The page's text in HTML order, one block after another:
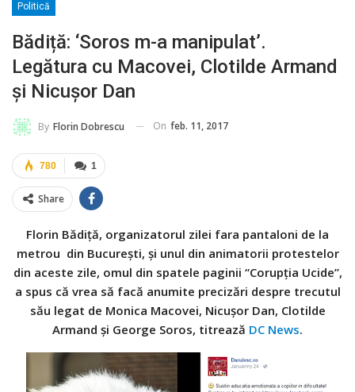
Politică
Bădiță: ‘Soros m-a manipulat’.
Legătura cu Macovei, Clotilde Armand
și Nicușor Dan
By Florin Dobrescu On feb. 11, 2017
1
780
Share
Florin Bădiță, organizatorul zilei fara pantaloni de la
metrou din București, și unul din animatorii protestelor
din aceste zile, omul din spatele paginii “Corupția Ucide”,
a spus că vrea să facă anumite precizări despre trecutul
său legat de Monica Macovei, Nicușor Dan, Clotilde
Armand și George Soros, titrează DC News.